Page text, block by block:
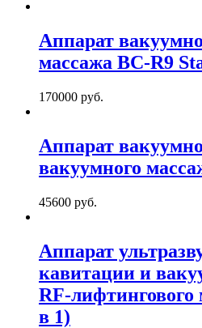
Аппарат
массажа BC-R9
170000 руб.
Аппарат
вакуумного
45600 руб.
Аппарат
кавитации и
RF-
в 1)